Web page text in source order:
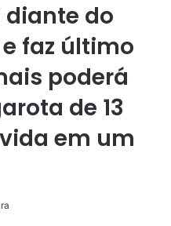
diante do
faz último
poderá
de 13
em um